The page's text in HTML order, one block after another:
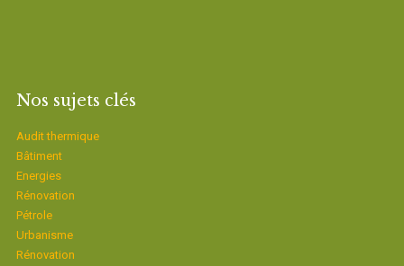
Nos sujets clés
Audit thermique
Bâtiment
Energies
Rénovation
Pétrole
Urbanisme
Rénovation